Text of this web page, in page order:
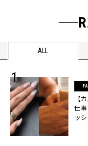
ALL
【
仕
ッ